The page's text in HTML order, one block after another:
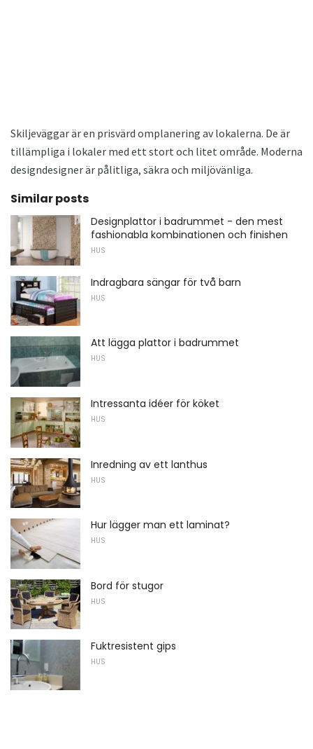
Skiljeväggar är en prisvärd omplanering av lokalerna. De är
tillämpliga i lokaler med ett stort och litet område. Moderna
designdesigner är pålitliga, säkra och miljövänliga.
Similar posts
Designplattor i badrummet - den mest
fashionabla kombinationen och finishen
HUS
Indragbara sängar för två barn
HUS
Att lägga plattor i badrummet
HUS
Intressanta idéer för köket
HUS
Inredning av ett lanthus
HUS
Hur lägger man ett laminat?
HUS
Bord för stugor
HUS
Fuktresistent gips
HUS